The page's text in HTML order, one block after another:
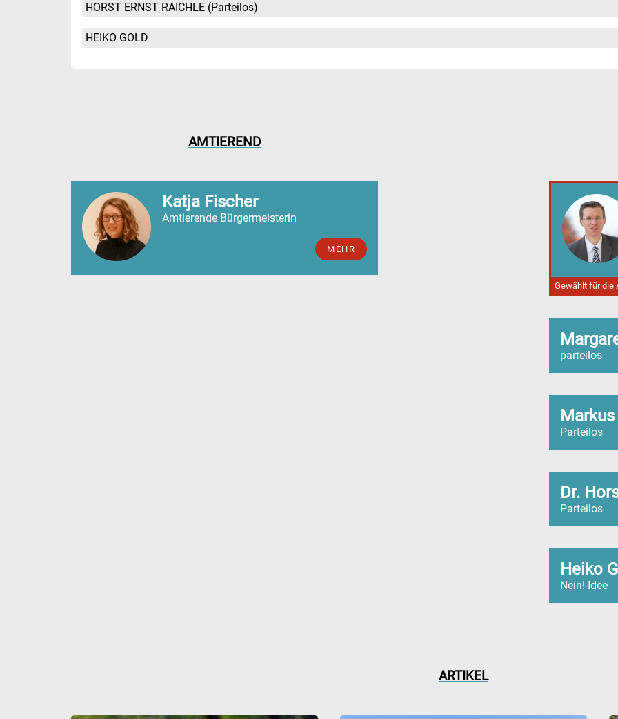
HORST ERNST RAICHLE (Parteilos)
HEIKO GOLD
AMTIEREND
Katja Fischer
Amtierende Bürgermeisterin
MEHR
Gewählt für die
parteilos
Parteilos
Dr.
Parteilos
Heiko
Nein!-Idee
ARTIKEL